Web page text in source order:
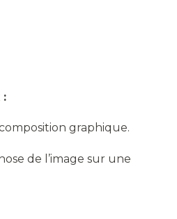
:
graphique.
de l’image sur une